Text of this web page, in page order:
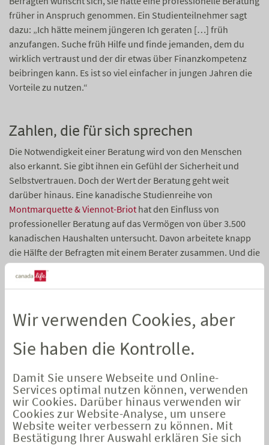
Wir verwenden Cookies, aber
Sie haben die Kontrolle.
Damit Sie unsere Webseite und Online-
Services optimal nutzen können, verwenden
wir Cookies. Darüber hinaus verwenden wir
Cookies zur Website-Analyse, um unsere
Website weiter verbessern zu können. Mit
Bestätigung Ihrer Auswahl erklären Sie sich
früher in Anspruch genommen. Ein Studienteilnehmer sagt
dazu: „Ich hätte meinem jüngeren Ich geraten […] früh
anzufangen. Suche früh Hilfe und finde jemanden, dem du
wirklich vertraust und der dir etwas über Finanzkompetenz
beibringen kann. Es ist so viel einfacher in jungen Jahren die
Vorteile zu nutzen.“
Zahlen, die für sich sprechen
Die Notwendigkeit einer Beratung wird von den Menschen
also erkannt. Sie gibt ihnen ein Gefühl der Sicherheit und
Selbstvertrauen. Doch der Wert der Beratung geht weit
darüber hinaus. Eine kanadische Studienreihe von
Montmarquette & Viennot-Briot hat den Einfluss von
professioneller Beratung auf das Vermögen von über 3.500
kanadischen Haushalten untersucht. Davon arbeitete knapp
die Hälfte der Befragten mit einem Berater zusammen. Und die
Zahlen heben diesen sogenannten Wert der Beratung deutlich
hervor. Bereits nach 4 Jahren hatten Haushalte mit Berater um
ohne Berater. Nach 15 Jahren verzeichneten Haushalte mit
Berater einen Wertzuwachs von 290 %. Die Vermögenswerte
waren damit 3,9-mal so hoch wie in Haushalten ohne Berater.
um herauszufinden, wo der Unterschied liegt – mit anderen
Worten: Wie beeinflusst der sogenannte Value of Advice die
Entwicklung des Vermögens? Dabei konnten sie 2 wichtige
Faktoren herausarbeiten: Befragte mit Finanzberatern haben
zum einen höhere Sparquoten, also eine höhere